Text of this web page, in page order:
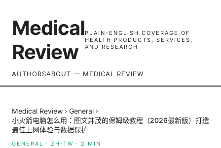
Medical
Review
PLAIN-ENGLISH COVERAGE OF
HEALTH PRODUCTS, SERVICES,
AND RESEARCH
AUTHORSABOUT — MEDICAL REVIEW
Medical Review › General ›
小火箭电脑怎么用：图文并茂的保姆级教程（2026最新版）打造
最佳上网体验与数据保护
GENERAL · ZH-TW · 2 MIN